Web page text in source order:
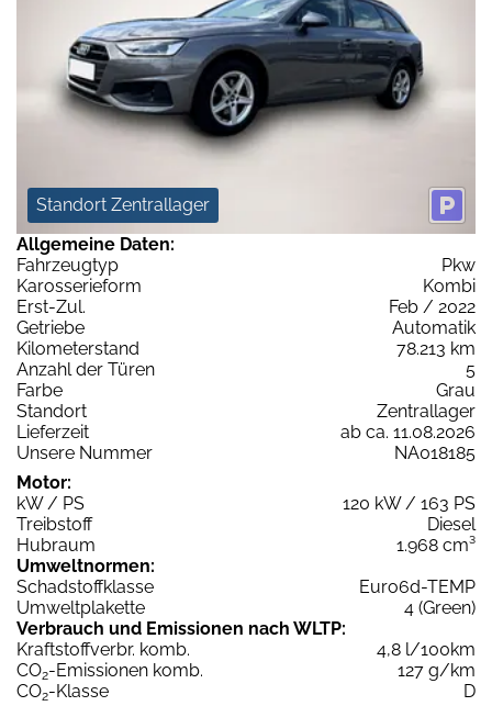
Standort Zentrallager
Allgemeine Daten:
Fahrzeugtyp
Pkw
Karosserieform
Kombi
Erst-Zul.
Feb / 2022
Getriebe
Automatik
Kilometerstand
78.213 km
Anzahl der Türen
5
Farbe
Grau
Standort
Zentrallager
Lieferzeit
ab ca. 11.08.2026
Unsere Nummer
NA018185
Motor:
kW / PS
120 kW / 163 PS
Treibstoff
Diesel
Hubraum
1.968 cm³
Umweltnormen:
Schadstoffklasse
Euro6d-TEMP
Umweltplakette
4 (Green)
Verbrauch und Emissionen nach WLTP:
Kraftstoffverbr. komb.
4,8 l/100km
CO2-Emissionen komb.
127 g/km
CO2-Klasse
D